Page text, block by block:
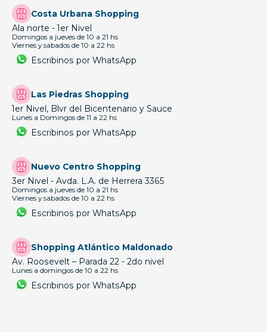
Costa Urbana Shopping
Ala norte - 1er Nivel
Domingos a jueves de 10 a 21 hs
Viernes y sabados de 10 a 22 hs
Escribinos por WhatsApp
Las Piedras Shopping
1er Nivel, Blvr del Bicentenario y Sauce
Lunes a Domingos de 11 a 22 hs
Escribinos por WhatsApp
Nuevo Centro Shopping
3er Nivel - Avda. L.A. de Herrera 3365
Domingos a jueves de 10 a 21 hs
Viernes y sabados de 10 a 22 hs
Escribinos por WhatsApp
Shopping Atlántico Maldonado
Av. Roosevelt – Parada 22 - 2do nivel
Lunes a domingos de 10 a 22 hs
Escribinos por WhatsApp